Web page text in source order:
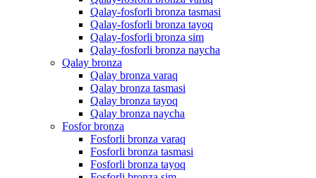
Qalay-fosforli bronza tasmasi
Qalay-fosforli bronza tayoq
Qalay-fosforli bronza sim
Qalay-fosforli bronza naycha
Qalay bronza
Qalay bronza varaq
Qalay bronza tasmasi
Qalay bronza tayoq
Qalay bronza naycha
Fosfor bronza
Fosforli bronza varaq
Fosforli bronza tasmasi
Fosforli bronza tayoq